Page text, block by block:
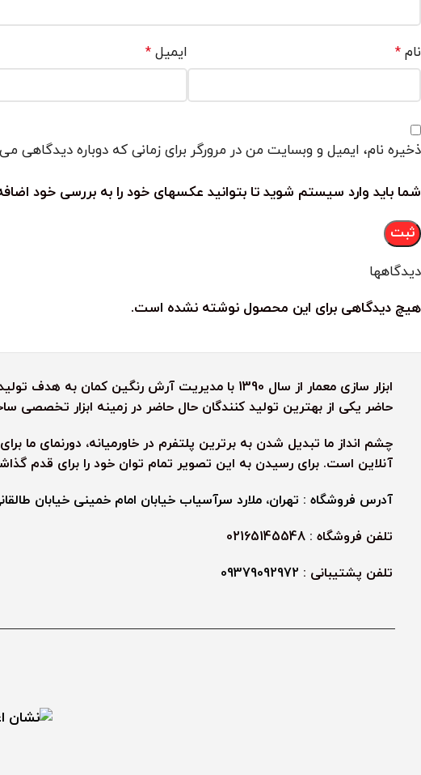
دیدگاهها
هیچ دیدگاهی برای این محصول نوشته نشده است.
نام * ایمیل *
ذخیره نام، ایمیل و وبسایت من در مرورگر برای زمانی که دوباره دیدگاهی
شما باید وارد سیستم شوید تا بتوانید عکسهای خود را به بررسی خود
ابزار سازی معمار از سال 1390 با مدیریت آرش رنگین
حاضر یکی از بهترین تولید کنندگان حال حاضر در زمینه ابزار تخصصی
چشم انداز ما تبدیل شدن به برترین پلتفرم در خاورمیانه، دورنمای
آنلاین است. برای رسیدن به این تصویر تمام توان خود را برای قدم
آدرس فروشگاه : تهران، ملارد سرآسیاب خیابان امام خمینی خیابان طالقانی
تلفن فروشگاه : 02165145548
تلفن پشتیبانی : 09379092972